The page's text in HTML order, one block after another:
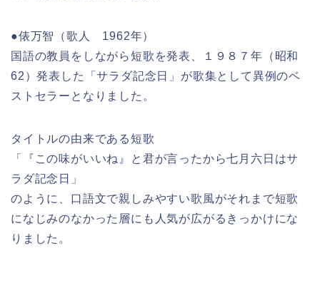
●俵万智（歌人 1962年）
国語の教員をしながら短歌を発表、１９８７年（昭和
62）発表した「サラダ記念日」が歌集として異例のベ
ストセラーとなりました。
タイトルの由来である短歌
「『この味がいいね』と君が言ったから七月六日はサ
ラダ記念日」
のように、口語文で親しみやすい歌風がそれまで短歌
になじみのなかった層にも人気が広がるきっかけにな
りました。